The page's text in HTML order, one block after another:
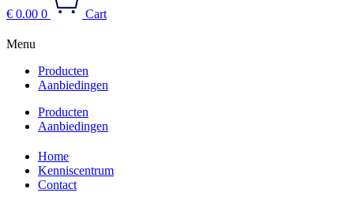
€ 0.00 0 Cart
Menu
Producten
Aanbiedingen
Producten
Aanbiedingen
Home
Kenniscentrum
Contact